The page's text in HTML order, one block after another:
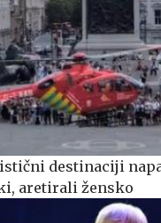
destinaciji
aretirali žensko